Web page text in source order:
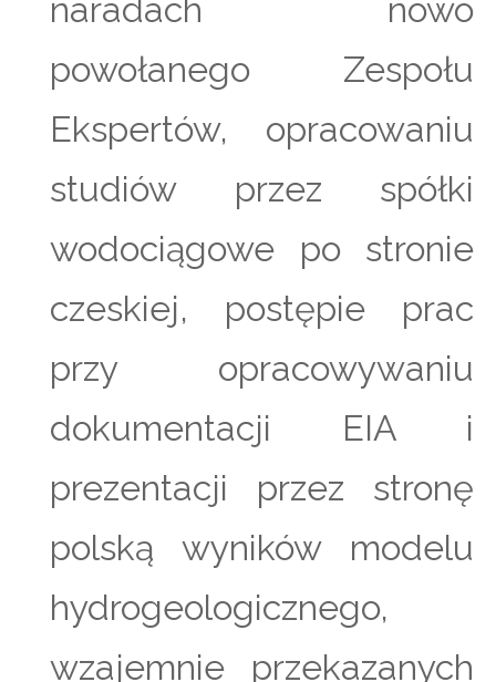
naradach nowo
powołanego Zespołu
Ekspertów, opracowaniu
studiów przez spółki
wodociągowe po stronie
czeskiej, postępie prac
przy opracowywaniu
dokumentacji EIA i
prezentacji przez stronę
polską wyników modelu
hydrogeologicznego,
wzajemnie przekazanych